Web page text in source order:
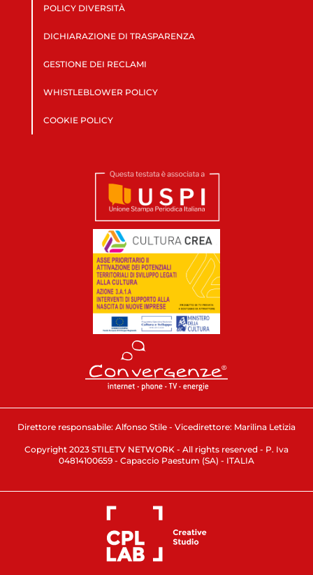
POLICY DIVERSITÀ
DICHIARAZIONE DI TRASPARENZA
GESTIONE DEI RECLAMI
WHISTLEBLOWER POLICY
COOKIE POLICY
Direttore responsabile: Alfonso Stile - Vicedirettore: Marilina Letizia
Copyright 2023 STILETV NETWORK - All rights reserved - P. Iva
04814100659 - Capaccio Paestum (SA) - ITALIA